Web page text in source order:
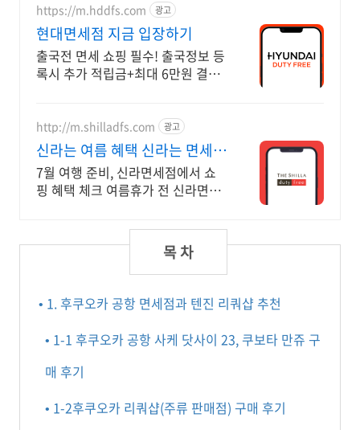
https://m.hddfs.com 광고
현대면세점 지금 입장하기
출국전 면세 쇼핑 필수! 출국정보 등
록시 추가 적립금+최대 6만원 결제
http://m.shilladfs.com 광고
신라는 여름 혜택 신라는 면세
쇼핑
7월 여행 준비, 신라면세점에서 쇼
핑 혜택 체크 여름휴가 전 신라면세
• 1. 후쿠오카 공항 면세점과 텐진 리쿼샵 추천
• 1-1 후쿠오카 공항 사케 닷사이 23, 쿠보타 만쥬 구
매 후기
• 1-2후쿠오카 리쿼샵(주류 판매점) 구매 후기